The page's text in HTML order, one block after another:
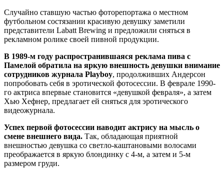
Случайно ставшую частью фоторепортажа о местном
футбольном состязании красивую девушку заметили
представители Labatt Brewing и предложили сняться в
рекламном ролике своей пивной продукции.
В 1989-м году распространившаяся реклама пива с
Памелой обратила на яркую внешность девушки внимание
сотрудников журнала Playboy, продолживших Андерсон
попробовать себя в эротической фотосессии. В феврале 1990-
го актриса впервые становится «девушкой февраля», а затем
Хью Хефнер, предлагает ей сняться для эротического
видеожурнала.
Успех первой фотосессии наводит актрису на мысль о
смене внешнего вида. Так, обладающая приятной
внешностью девушка со светло-каштановыми волосами
преображается в яркую блондинку с 4-м, а затем и 5-м
размером груди.